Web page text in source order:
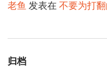
老鱼 发表在不要为打
归档